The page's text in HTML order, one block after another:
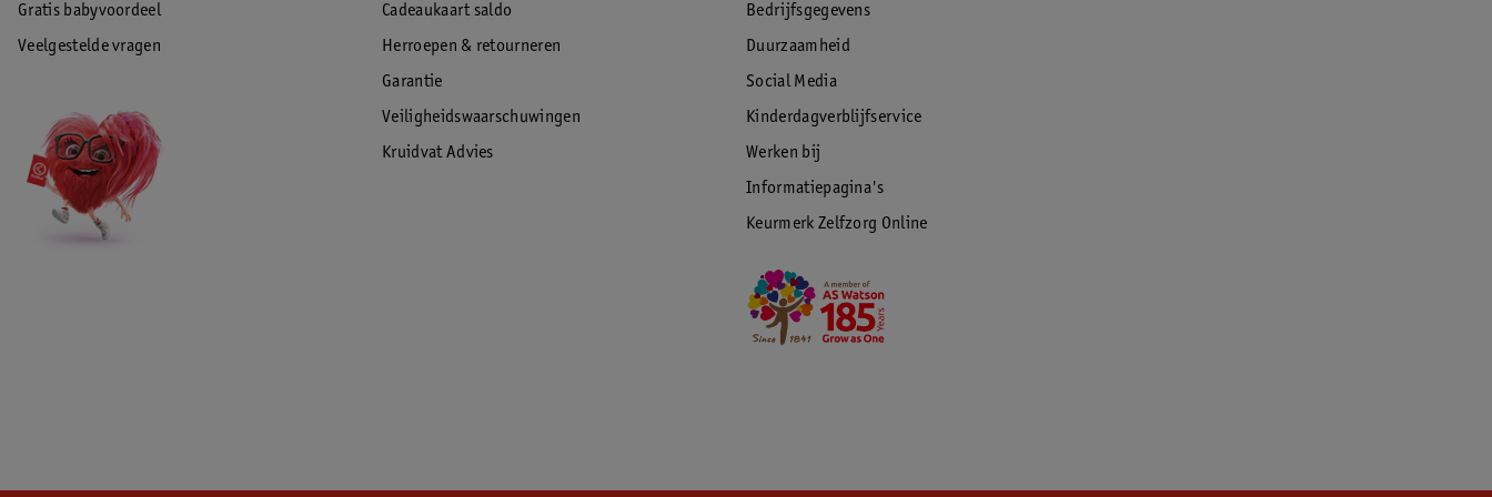
Gratis babyvoordeel
Veelgestelde vragen
Cadeaukaart saldo
Herroepen & retourneren
Garantie
Veiligheidswaarschuwingen
Kruidvat Advies
Bedrijfsgegevens
Duurzaamheid
Social Media
Kinderdagverblijfservice
Werken bij
Informatiepagina's
Keurmerk Zelfzorg Online